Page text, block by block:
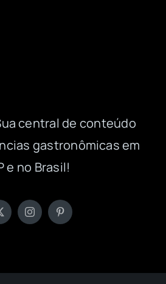
central de conteúdo
gastronômicas em
e no Brasil!